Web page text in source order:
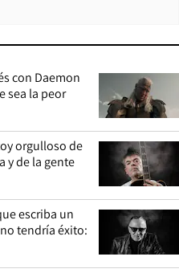
con Daemon
sea la peor
orgulloso de
y de la gente
escriba un
tendría éxito: